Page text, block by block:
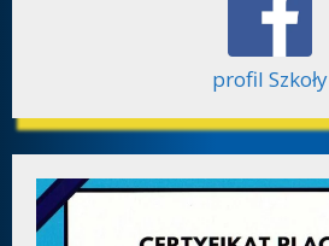
profil Szkoły